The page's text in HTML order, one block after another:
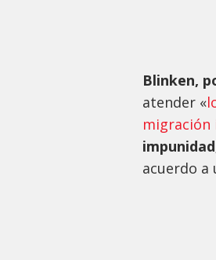
Blinken,
atender «
migración
acuerdo a